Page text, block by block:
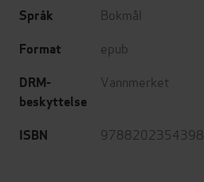
Språk Bokmål
Format epub
DRM-
beskyttelse
Vannmerket
ISBN 9788202354398